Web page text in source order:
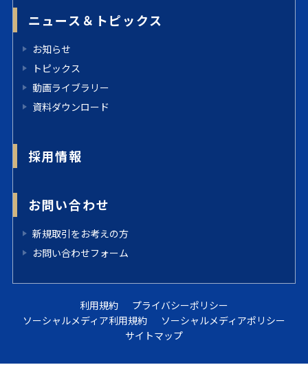
ニュース＆トピックス
お知らせ
トピックス
動画ライブラリー
資料ダウンロード
採用情報
お問い合わせ
新規取引をお考えの方
お問い合わせフォーム
利用規約
プライバシーポリシー
ソーシャルメディア利用規約
ソーシャルメディアポリシー
サイトマップ